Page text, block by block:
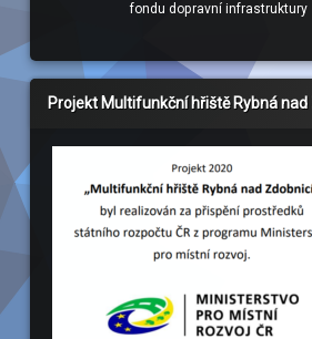
fondu dopravní infrastruktury
Projekt Multifunkční hřiště Rybná